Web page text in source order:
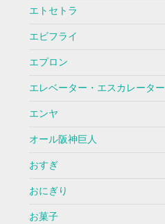
エトセトラ
エビフライ
エプロン
エレベーター・エスカレーター
エンヤ
オール阪神巨人
おすぎ
おにぎり
お菓子